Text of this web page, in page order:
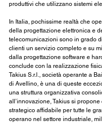
produttivi che utilizzano sistemi
In Italia, pochissime realtà che
della progettazione elettronica e
telecomunicazioni sono in grado
clienti un servizio completo e su
dalla progettazione software e
conclude con la realizzazione
Takius S.r.l., società operante a
di Avellino, è una di queste
una struttura organizzativa
all’innovazione, Takius si
strategico affidabile per tutte le
operano nel settore industriale,